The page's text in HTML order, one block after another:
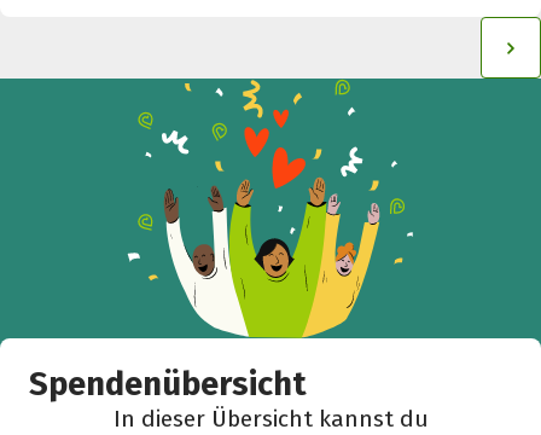
Spendenübersicht
In dieser Übersicht kannst du